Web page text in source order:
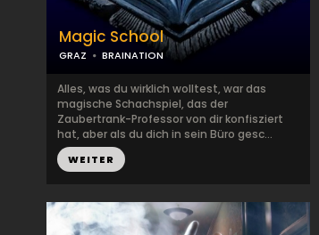
Magic School
GRAZ BRAINATION
Alles, was du wirklich wolltest, war das
magische Schachspiel, das der
Zaubertrank-Professor von dir konfisziert
hat, aber als du dich in sein Büro gesc...
WEITER